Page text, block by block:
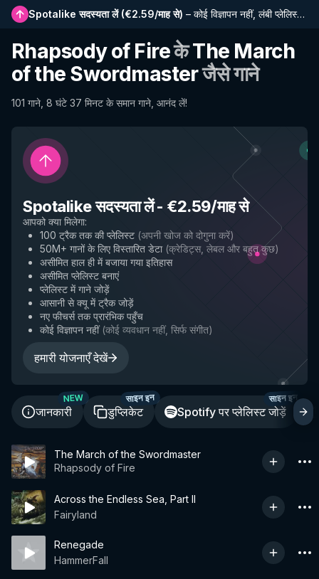
Spotalike सदस्यता लें(€2.59/माह से) – कोई विज्ञापन नहीं, लंबी प्लेलिस्ट, पूर्ण इतिहास और नई सुविधाओं तक प्रारंभिक पहुंच
Rhapsody of FireकेThe March
of the Swordmasterजैसे गाने
101 गाने, 8 घंटे 37 मिनट के समान गाने, आनंद लें!
Spotalike सदस्यता लें- €2.59/माह से
आपको क्या मिलेगा:
100 ट्रैक तक की प्लेलिस्ट (अपनी खोज को दोगुना करें)
50M+ गानों के लिए विस्तारित डेटा (क्रेडिट्स, लेबल और बहुत कुछ)
असीमित हाल ही में बजाया गया इतिहास
असीमित प्लेलिस्ट बनाएं
प्लेलिस्ट में गाने जोड़ें
आसानी से क्यू में ट्रैक जोड़ें
नए फीचर्स तक प्रारंभिक पहुँच
कोई विज्ञापन नहीं (कोई व्यवधान नहीं, सिर्फ संगीत)
हमारी योजनाएँ देखें
जानकारी
NEW
डुप्लिकेट
साइन इन
Spotify पर प्लेलिस्ट जोड़ें
साइन इन
The March of the Swordmaster
Rhapsody of Fire
Across the Endless Sea, Part II
Fairyland
Renegade
HammerFall